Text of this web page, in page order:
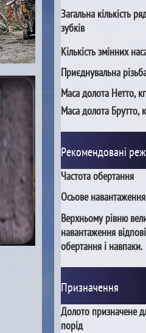
Загальна кількість
зубків
Кількість змінних
Приєднувальна
Маса долота Нетто, кг
Маса долота Брутто,
Рекомендовані
Частота обертання
Осьове навантаження
Верхньому рівню
навантаження
обертання і навпаки.
Призначення
Долото призначене
порід